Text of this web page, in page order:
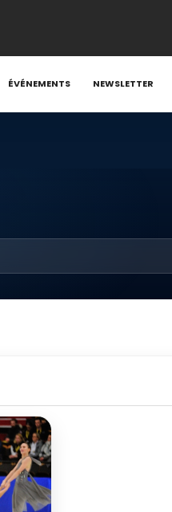
ÉVÉNEMENTS NEWSLETTER